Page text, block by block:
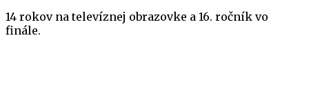
14 rokov na televíznej obrazovke a 16. ročník vo
finále.